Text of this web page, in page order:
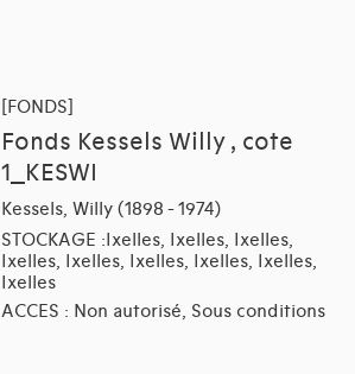
[FONDS]
Fonds Kessels Willy , cote
1_KESWI
Kessels, Willy (1898 - 1974)
STOCKAGE :Ixelles, Ixelles, Ixelles,
Ixelles, Ixelles, Ixelles, Ixelles, Ixelles,
Ixelles
ACCES : Non autorisé, Sous conditions